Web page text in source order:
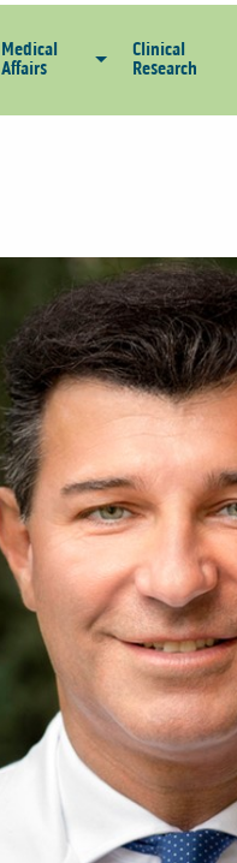
Medical
Affairs
Clinical
Research